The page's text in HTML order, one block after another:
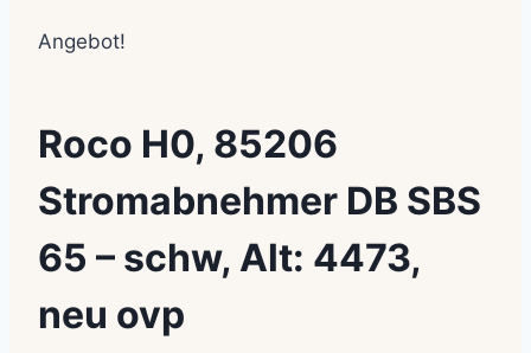
Angebot!
Roco H0, 85206
Stromabnehmer DB SBS
65 – schw, Alt: 4473,
neu ovp